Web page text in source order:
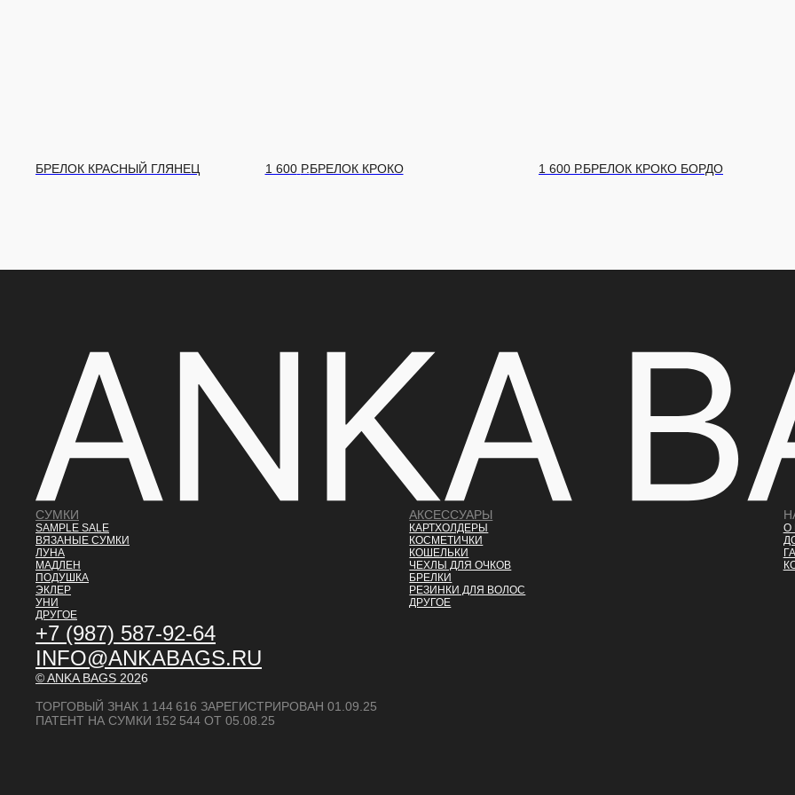
БРЕЛОК КРОКО 1 600 Р.БРЕЛОК КРОКО БОРДО 1 600 Р.БРЕЛОК КРОКО ЧЕРНЫЙ
СУМКИ
SAMPLE SALE
ВЯЗАНЫЕ СУМКИ
ЛУНА
МАДЛЕН
ПОДУШКА
ЭКЛЕР
УНИ
ДРУГОЕ
АКСЕССУАРЫ
КАРТХОЛДЕРЫ
КОСМЕТИЧКИ
КОШЕЛЬКИ
ЧЕХЛЫ ДЛЯ ОЧКОВ
БРЕЛКИ
РЕЗИНКИ ДЛЯ ВОЛОС
ДРУГОЕ
О
+7 (987) 587-92-64
INFO@ANKABAGS.RU
© ANKA BAGS 2026
ТОРГОВЫЙ ЗНАК 1 144 616 ЗАРЕГИСТРИРОВАН 01.09.25
ПАТЕНТ НА СУМКИ 152 544 ОТ 05.08.25